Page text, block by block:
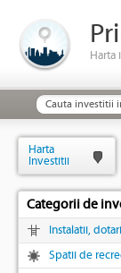
Harta
Harta
Investitii
Categorii de
Instalatii, dotari
Spatii de